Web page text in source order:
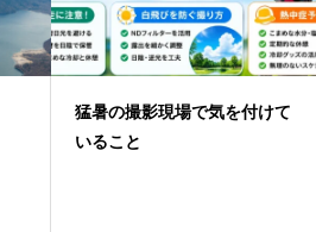
猛暑の撮影現場で気を付けて
いること